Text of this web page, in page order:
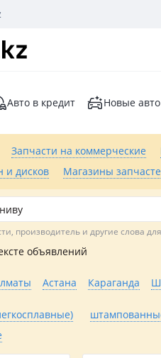
Авто в кредит Новые авто
Запчасти на коммерческие
дисков
Магазины
производитель и другие слова
объявлений
Астана Караганда